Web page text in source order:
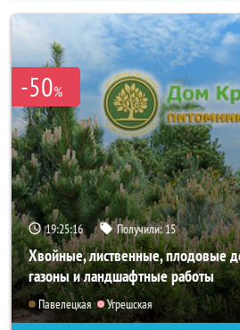
-50%
19:25:15 Получили:15
Хвойные, лиственные, плодовые
газоны и ландшафтные работы
Павелецкая Угрешская